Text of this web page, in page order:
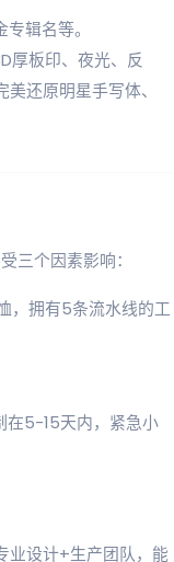
辑名等。
厚板印、夜光、反
还原明星手写体、
三个因素影响：
，拥有5条流水线的工
在5-15天内，紧急小
业设计+生产团队，能